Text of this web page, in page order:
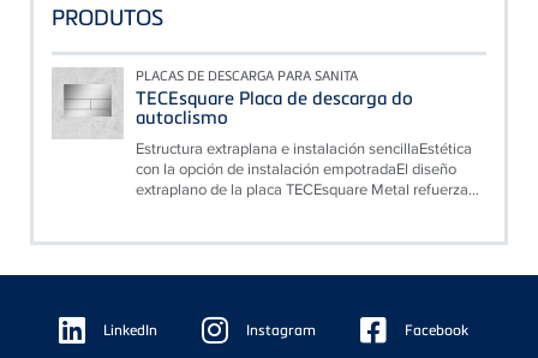
PRODUTOS
PLACAS DE DESCARGA PARA SANITA
TECEsquare Placa de descarga do
autoclismo
Estructura extraplana e instalación sencillaEstética
con la opción de instalación empotradaEl diseño
extraplano de la placa TECEsquare Metal refuerza...
Floating
Sidebar LinkedIn Instagram Facebook